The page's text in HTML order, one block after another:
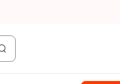
Lancer la recherche